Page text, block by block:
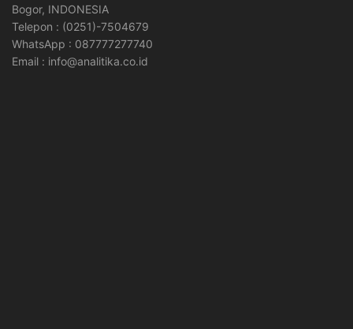
Bogor, INDONESIA
Telepon : (0251)-7504679
WhatsApp : 087777277740
Email : info@analitika.co.id